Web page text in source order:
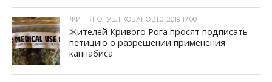
ЖИТТЯ, ОПУБЛІКОВАНО 31.01.2019 17:00
Жителей Кривого Рога просят подписать
петицию о разрешении применения
каннабиса